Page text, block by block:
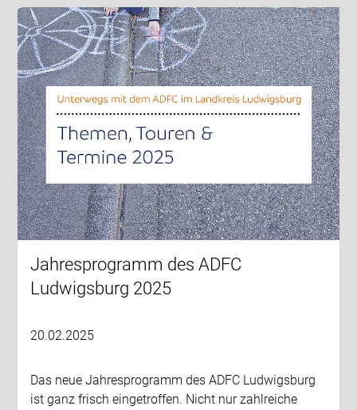
Jahresprogramm des ADFC
Ludwigsburg 2025
20.02.2025
Das neue Jahresprogramm des ADFC Ludwigsburg
ist ganz frisch eingetroffen. Nicht nur zahlreiche